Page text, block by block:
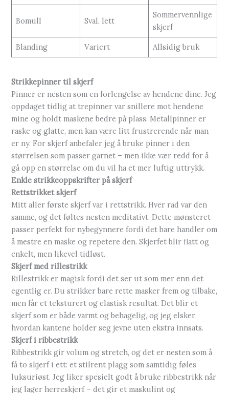
Bomull Sval, lett
Sommervennlige
skjerf
Blanding Variert Allsidig bruk
Strikkepinner til skjerf
Pinner er nesten som en forlengelse av hendene dine. Jeg
oppdaget tidlig at trepinner var snillere mot hendene
mine og holdt maskene bedre på plass. Metallpinner er
raske og glatte, men kan være litt frustrerende når man
er ny. For skjerf anbefaler jeg å bruke pinner i den
størrelsen som passer garnet – men ikke vær redd for å
gå opp en størrelse om du vil ha et mer luftig uttrykk.
Enkle strikkeoppskrifter på skjerf
Rettstrikket skjerf
Mitt aller første skjerf var i rettstrikk. Hver rad var den
samme, og det føltes nesten meditativt. Dette mønsteret
passer perfekt for nybegynnere fordi det bare handler om
å mestre en maske og repetere den. Skjerfet blir flatt og
enkelt, men likevel tidløst.
Skjerf med rillestrikk
Rillestrikk er magisk fordi det ser ut som mer enn det
egentlig er. Du strikker bare rette masker frem og tilbake,
men får et teksturert og elastisk resultat. Det blir et
skjerf som er både varmt og behagelig, og jeg elsker
hvordan kantene holder seg jevne uten ekstra innsats.
Skjerf i ribbestrikk
Ribbestrikk gir volum og stretch, og det er nesten som å
få to skjerf i ett: et stilrent plagg som samtidig føles
luksuriøst. Jeg liker spesielt godt å bruke ribbestrikk når
jeg lager herreskjerf – det gir et maskulint og